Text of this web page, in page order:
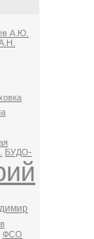
А.Ю.
БУДО-
ФСО